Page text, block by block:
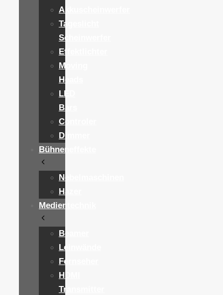
Akkuscheinwerfer
Tageslicht
Scheinwerfer
Effektlichter
Moving
Heads
LED
Bars
Controler
Dimmer
Bühneneffekte
Nebelmaschinen
Hazer
Medientechnik
Beamer
Leinwände
Fernseher
HDMI
Transmitter